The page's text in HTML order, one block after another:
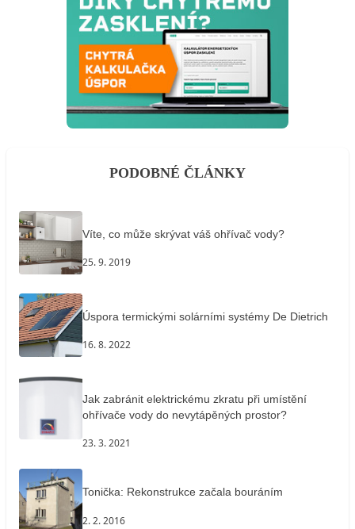
PODOBNÉ ČLÁNKY
Víte, co může skrývat váš ohřívač vody?
25. 9. 2019
Úspora termickými solárními systémy De Dietrich
16. 8. 2022
Jak zabránit elektrickému zkratu při umístění
ohřívače vody do nevytápěných prostor?
23. 3. 2021
Tonička: Rekonstrukce začala bouráním
2. 2. 2016